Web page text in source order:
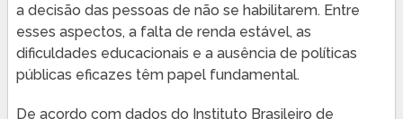
a decisão das pessoas de não se habilitarem. Entre
esses aspectos, a falta de renda estável, as
dificuldades educacionais e a ausência de políticas
públicas eficazes têm papel fundamental.
De acordo com dados do Instituto Brasileiro de